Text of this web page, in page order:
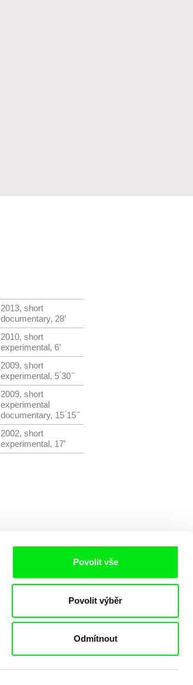
Povolit vše
Povolit výběr
Odmítnout
2013, short
documentary, 28’
2010, short
experimental, 6’
2009, short
experimental, 5 ́30 ̋
2009, short
experimental
documentary, 15 ́15 ̋
2002, short
experimental, 17’